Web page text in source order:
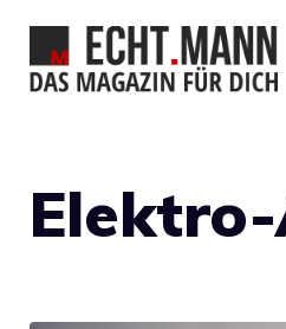
Inhalt
springen